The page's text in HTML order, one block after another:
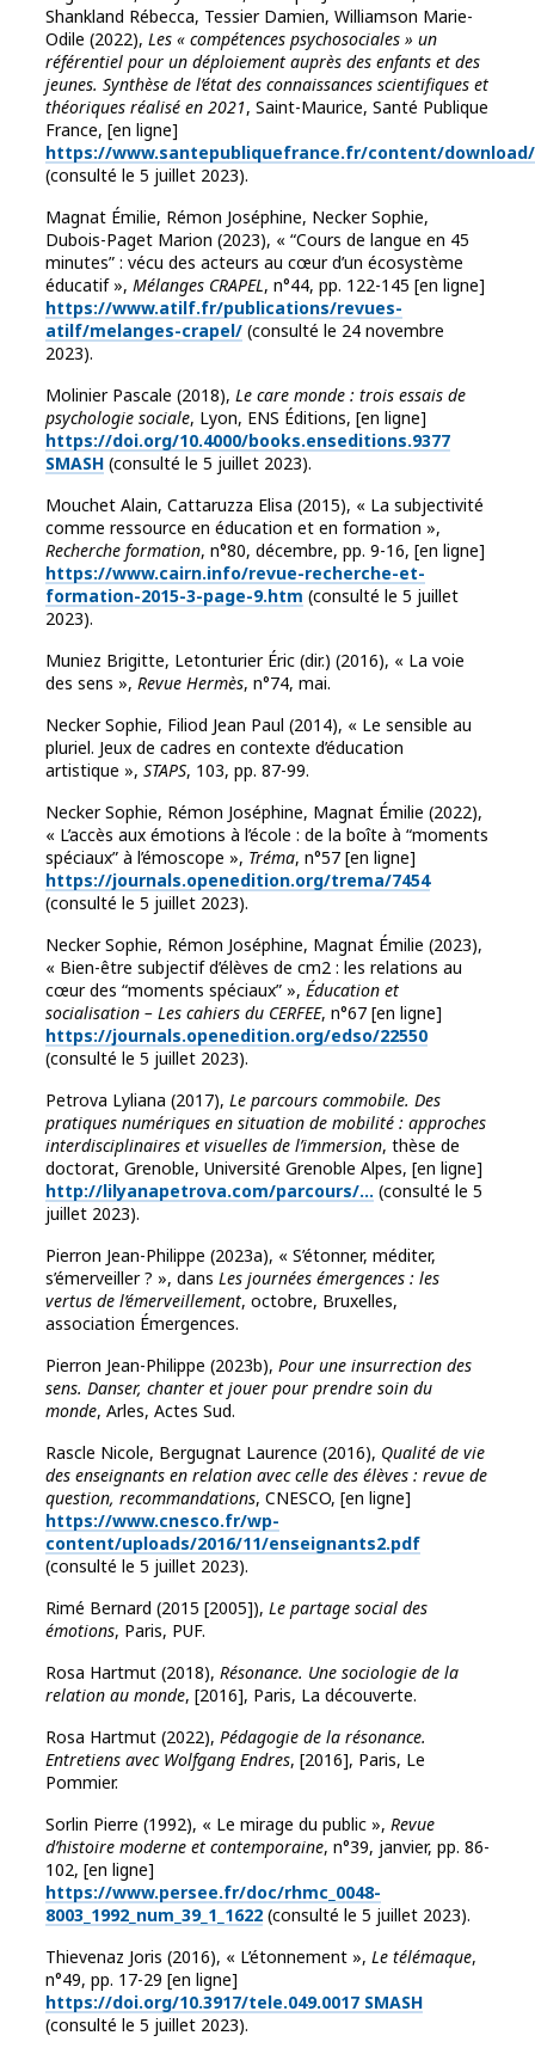
Shankland Rébecca, Tessier Damien, Williamson Marie-
Odile (2022), Les « compétences psychosociales » un
référentiel pour un déploiement auprès des enfants et des
jeunes. Synthèse de l’état des connaissances scientifiques et
théoriques réalisé en 2021, Saint-Maurice, Santé Publique
France, [en ligne]
https://www.santepubliquefrance.fr/content/download/
(consulté le 5 juillet 2023).
Magnat Émilie, Rémon Joséphine, Necker Sophie,
Dubois-Paget Marion (2023), « “Cours de langue en 45
minutes” : vécu des acteurs au cœur d’un écosystème
éducatif », Mélanges CRAPEL, n°44, pp. 122-145 [en ligne]
https://www.atilf.fr/publications/revues-
atilf/melanges-crapel/ (consulté le 24 novembre
2023).
Molinier Pascale (2018), Le care monde : trois essais de
psychologie sociale, Lyon, ENS Éditions, [en ligne]
https://doi.org/10.4000/books.enseditions.9377
SMASH (consulté le 5 juillet 2023).
Mouchet Alain, Cattaruzza Elisa (2015), « La subjectivité
comme ressource en éducation et en formation »,
Recherche formation, n°80, décembre, pp. 9-16, [en ligne]
https://www.cairn.info/revue-recherche-et-
formation-2015-3-page-9.htm (consulté le 5 juillet
2023).
Muniez Brigitte, Letonturier Éric (dir.) (2016), « La voie
des sens », Revue Hermès, n°74, mai.
Necker Sophie, Filiod Jean Paul (2014), « Le sensible au
pluriel. Jeux de cadres en contexte d’éducation
artistique », STAPS, 103, pp. 87-99.
Necker Sophie, Rémon Joséphine, Magnat Émilie (2022),
« L’accès aux émotions à l’école : de la boîte à “moments
spéciaux” à l’émoscope », Tréma, n°57 [en ligne]
https://journals.openedition.org/trema/7454
(consulté le 5 juillet 2023).
Necker Sophie, Rémon Joséphine, Magnat Émilie (2023),
« Bien-être subjectif d’élèves de cm2 : les relations au
cœur des “moments spéciaux” », Éducation et
socialisation – Les cahiers du CERFEE, n°67 [en ligne]
https://journals.openedition.org/edso/22550
(consulté le 5 juillet 2023).
Petrova Lyliana (2017), Le parcours commobile. Des
pratiques numériques en situation de mobilité : approches
interdisciplinaires et visuelles de l’immersion, thèse de
doctorat, Grenoble, Université Grenoble Alpes, [en ligne]
http://lilyanapetrova.com/parcours/… (consulté le 5
juillet 2023).
Pierron Jean-Philippe (2023a), « S’étonner, méditer,
s’émerveiller ? », dans Les journées émergences : les
vertus de l’émerveillement, octobre, Bruxelles,
association Émergences.
Pierron Jean-Philippe (2023b), Pour une insurrection des
sens. Danser, chanter et jouer pour prendre soin du
monde, Arles, Actes Sud.
Rascle Nicole, Bergugnat Laurence (2016), Qualité de vie
des enseignants en relation avec celle des élèves : revue de
question, recommandations, CNESCO, [en ligne]
https://www.cnesco.fr/wp-
content/uploads/2016/11/enseignants2.pdf
(consulté le 5 juillet 2023).
Rimé Bernard (2015 [2005]), Le partage social des
émotions, Paris, PUF.
Rosa Hartmut (2018), Résonance. Une sociologie de la
relation au monde, [2016], Paris, La découverte.
Rosa Hartmut (2022), Pédagogie de la résonance.
Entretiens avec Wolfgang Endres, [2016], Paris, Le
Pommier.
Sorlin Pierre (1992), « Le mirage du public », Revue
d’histoire moderne et contemporaine, n°39, janvier, pp. 86-
102, [en ligne]
https://www.persee.fr/doc/rhmc_0048-
8003_1992_num_39_1_1622 (consulté le 5 juillet 2023).
Thievenaz Joris (2016), « L’étonnement », Le télémaque,
n°49, pp. 17-29 [en ligne]
https://doi.org/10.3917/tele.049.0017 SMASH
(consulté le 5 juillet 2023).